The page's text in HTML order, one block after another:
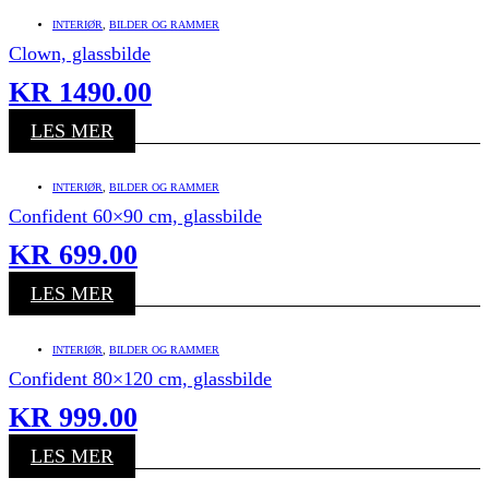
INTERIØR BILDER OG RAMMER
Clown, glassbilde
KR 1490.00
LES MER
INTERIØR BILDER OG RAMMER
Confident 60×90 cm, glassbilde
KR 699.00
LES MER
INTERIØR BILDER OG RAMMER
Confident 80×120 cm, glassbilde
KR 999.00
LES MER